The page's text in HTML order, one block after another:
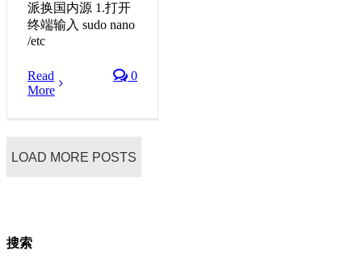
派换国内源 1.打开
终端输入 sudo nano
/etc
Read
More
0
LOAD MORE POSTS
搜索